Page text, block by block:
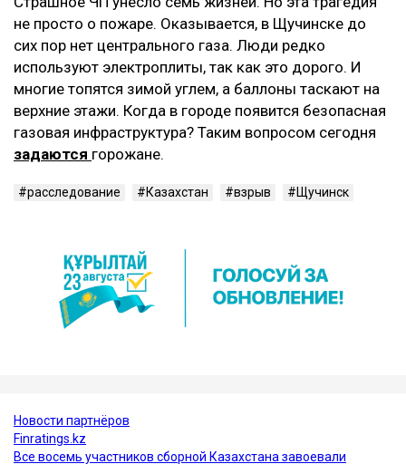
не просто о пожаре. Оказывается, в Щучинске до
сих пор нет центрального газа. Люди редко
используют электроплиты, так как это дорого. И
многие топятся зимой углем, а баллоны таскают на
верхние этажи. Когда в городе появится безопасная
газовая инфраструктура? Таким вопросом сегодня
задаются горожане.
расследование Казахстан взрыв Щучинск